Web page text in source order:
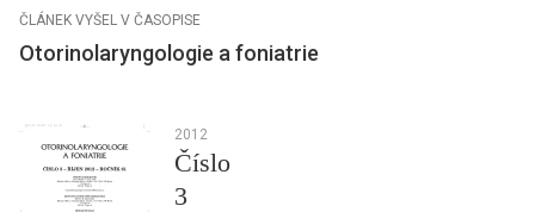
ČLÁNEK VYŠEL V ČASOPISE
Otorinolaryngologie a foniatrie
2012
Číslo
3